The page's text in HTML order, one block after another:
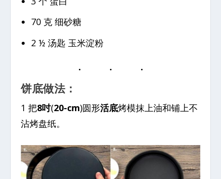
70 克 细砂糖
2 ½ 汤匙 玉米淀粉
饼底做法：
1 把8吋(20-cm)圆形活底烤模抹上油和铺上不
沾烤盘纸。